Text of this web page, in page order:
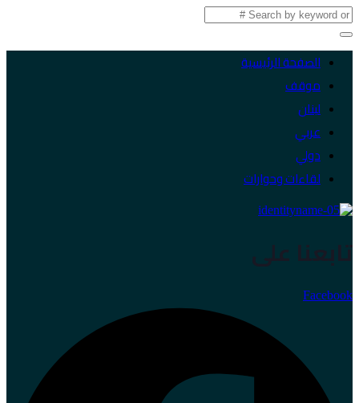
الصفحة الرئيسية
موقف
لبنان
عربي
دولي
لقاءات وحوارات
تابعنا على
Facebook